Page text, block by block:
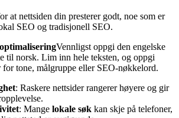
at nettsiden din presterer godt, noe som er
SEO og tradisjonell SEO.
Vennligst oppgi den engelske
til norsk. Lim inn hele teksten, og oppgi
for tone, målgruppe eller SEO-nøkkelord.
: Raskere nettsider rangerer høyere og gir
: Mange lokale søk kan skje på telefoner,